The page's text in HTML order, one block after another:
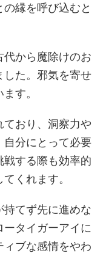
縁を呼び込むと
代から魔除けのお
した。邪気を寄せ
す。
おり、洞察力や
自分にとって必要
する際も効率的
くれます。
てず先に進めな
タイガーアイに
ィブな感情をやわ